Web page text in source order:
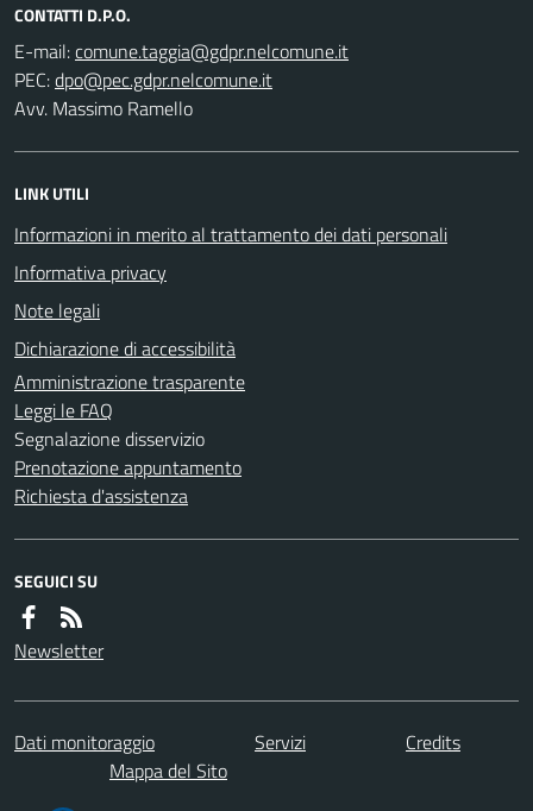
CONTATTI D.P.O.
E-mail:
PEC:
Avv. Massimo Ramello
LINK UTILI
Informazioni in merito al trattamento dei dati personali
Informativa privacy
Note legali
Dichiarazione di accessibilità
Amministrazione trasparente
Leggi le FAQ
Segnalazione disservizio
Prenotazione appuntamento
Richiesta d'assistenza
SEGUICI SU
Newsletter
Dati monitoraggio Servizi
Credits
Mappa del Sito